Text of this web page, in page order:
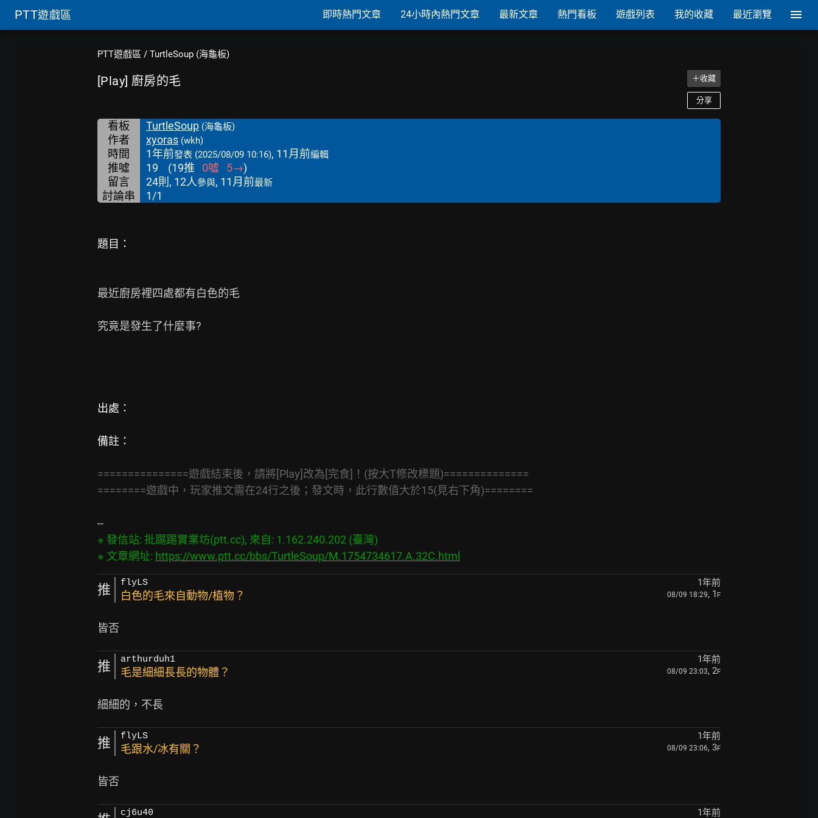
PTT遊戲區 即時熱門文章 24小時內熱門文章 最新文章 熱門看板 遊戲列表 我的收藏 最近瀏覽
PTT遊戲區 / TurtleSoup (海龜板)
[Play] 廚房的毛 ＋收藏
分享
看板 TurtleSoup (海龜板)
作者 xyoras (wkh)
時間 1年前發表 (2025/08/09 10:16), 11月前編輯
推噓 19 (19推 0噓 5→)
留言
24則, 12人參與, 11月前最新
討論串 1/1
題目：
最近廚房裡四處都有白色的毛
究竟是發生了什麼事?
出處：
備註：
===============遊戲結束後，請將[Play]改為[完食]！(按大T修改標題)==============
========遊戲中，玩家推文需在24行之後；發文時，此行數值大於15(見右下角)========
※ 發信站: 批踢踢實業坊(ptt.cc), 來自: 1.162.240.202 (臺灣)
※ 文章網址: https://www.ptt.cc/bbs/TurtleSoup/M.1754734617.A.32C.html
推 flyLS 1年前
白色的毛來自動物/植物？ 08/09 18:29, 1 F
推 arthurduh1 1年前
毛是細細長長的物體？ 08/09 23:03, 2F
推 flyLS 1年前
毛跟水/冰有關？ 08/09 23:06, 3F
cj6u40 1年前